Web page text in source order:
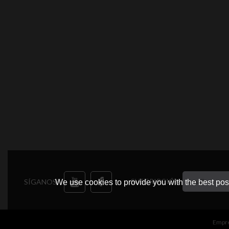
SÍGANOS: SUSCRIPCIÓN
We use cookies to provide you with the best